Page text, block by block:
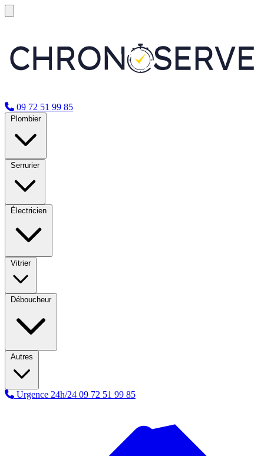
09 72 51 99 85
Plombier
Serrurier
Électricien
Vitrier
Déboucheur
Autres
Urgence 24h/24 09 72 51 99 85